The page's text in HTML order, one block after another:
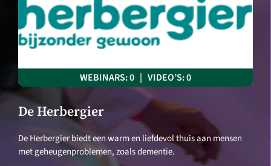
WEBINARS: 0 | VIDEO’S: 0
De Herbergier
De Herbergier biedt een warm en liefdevol thuis aan mensen
met geheugenproblemen, zoals dementie.